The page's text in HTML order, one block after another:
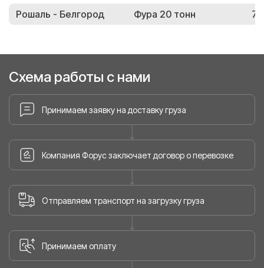
Рошаль - Белгород Фура 20 тонн
Схема работы с нами
Принимаем заявку на доставку груза
Компания Форус заключает договор о перевозке
Отправляем транспорт на загрузку груза
Принимаем оплату